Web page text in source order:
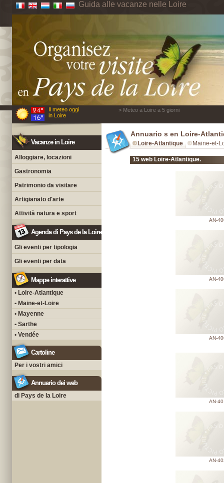
Guida alle vacanze nelle Loire
Il meteo oggi
in Loire
> Meteo a Loire a 5 giorni
Vacanze in Loire
Alloggiare, locazioni
Gastronomia
Patrimonio da visitare
Artigianato d'arte
Attività natura e sport
Agenda di Pays de la Loire
Gli eventi per tipologia
Gli eventi per data
Mappe interattive
• Loire-Atlantique
• Maine-et-Loire
• Mayenne
• Sarthe
• Vendée
Cartoline
Per i vostri amici
Annuario dei web
di Pays de la Loire
Annuario s en Loire-
Loire-Atlantique Maine-et-
15 web Loire-Atlantique.
AN-
AN-
AN-
AN-
AN-